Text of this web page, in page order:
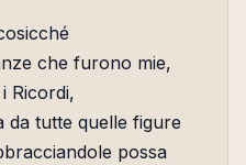
che furono mie,
Ricordi,
da tutte quelle figure
possa